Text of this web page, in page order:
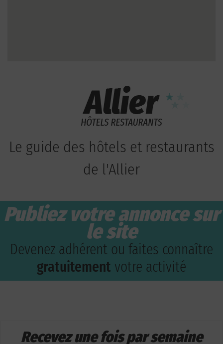
Le guide des hôtels et restaurants
de l'Allier
Publiez votre annonce sur
le site
Devenez adhérent ou faites connaître
gratuitement votre activité
Recevez une fois par semaine